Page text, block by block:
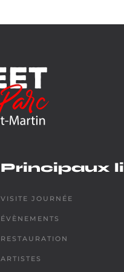
Principaux
VISITE JOURNÉE
ÉVÈNEMENTS
RESTAURATION
ARTISTES